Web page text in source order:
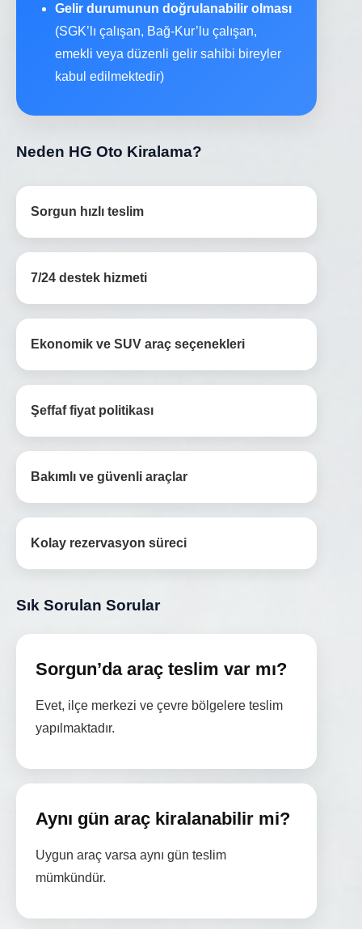
Gelir durumunun doğrulanabilir olması
(SGK’lı çalışan, Bağ-Kur’lu çalışan,
emekli veya düzenli gelir sahibi bireyler
kabul edilmektedir)
Neden HG Oto Kiralama?
Sorgun hızlı teslim
7/24 destek hizmeti
Ekonomik ve SUV araç seçenekleri
Şeffaf fiyat politikası
Bakımlı ve güvenli araçlar
Kolay rezervasyon süreci
Sık Sorulan Sorular
Sorgun’da araç teslim var mı?
Evet, ilçe merkezi ve çevre bölgelere teslim
yapılmaktadır.
Aynı gün araç kiralanabilir mi?
Uygun araç varsa aynı gün teslim
mümkündür.